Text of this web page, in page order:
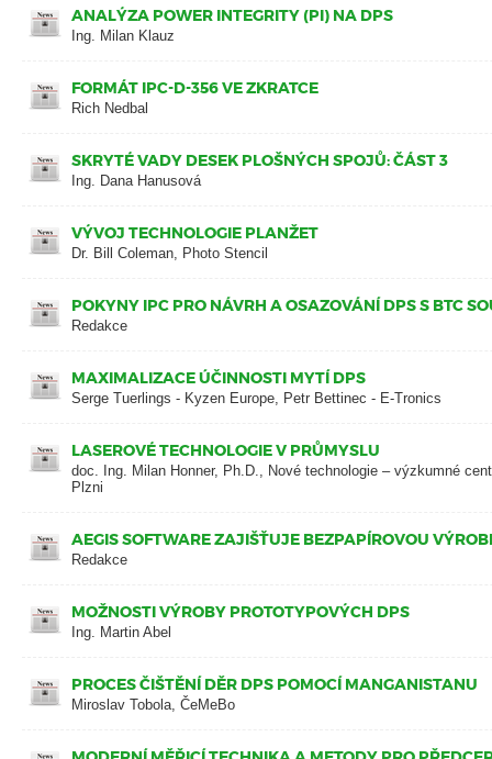
ANALÝZA POWER INTEGRITY (PI) NA DPS
Ing. Milan Klauz
FORMÁT IPC-D-356 VE ZKRATCE
Rich Nedbal
SKRYTÉ VADY DESEK PLOŠNÝCH SPOJŮ: ČÁST 3
Ing. Dana Hanusová
VÝVOJ TECHNOLOGIE PLANŽET
Dr. Bill Coleman, Photo Stencil
POKYNY IPC PRO NÁVRH A OSAZOVÁNÍ DPS S BTC
Redakce
MAXIMALIZACE ÚČINNOSTI MYTÍ DPS
Serge Tuerlings - Kyzen Europe, Petr Bettinec - E-Tronics
LASEROVÉ TECHNOLOGIE V PRŮMYSLU
doc. Ing. Milan Honner, Ph.D., Nové technologie – výzkumné
Plzni
AEGIS SOFTWARE ZAJIŠŤUJE BEZPAPÍROVOU
Redakce
MOŽNOSTI VÝROBY PROTOTYPOVÝCH DPS
Ing. Martin Abel
PROCES ČIŠTĚNÍ DĚR DPS POMOCÍ MANGANISTANU
Miroslav Tobola, ČeMeBo